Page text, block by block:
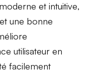
moderne etintuitive,
une bonne
utilisateur en
facilement